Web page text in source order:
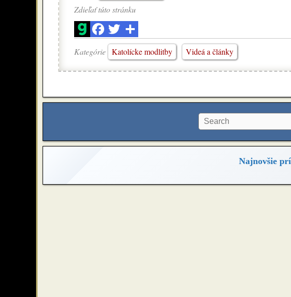
Zdieľať túto stránku
Kategórie Katolícke modlitby Videá a články
Najnovšie